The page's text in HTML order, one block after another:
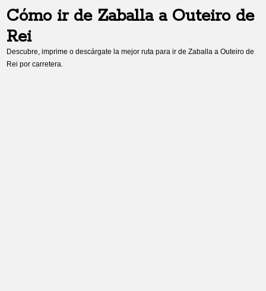
Cómo ir de Zaballaa Outeiro de
Rei
Descubre, imprime o descárgate la mejor ruta para ir deZaballa aOuteiro de
Rei por carretera.